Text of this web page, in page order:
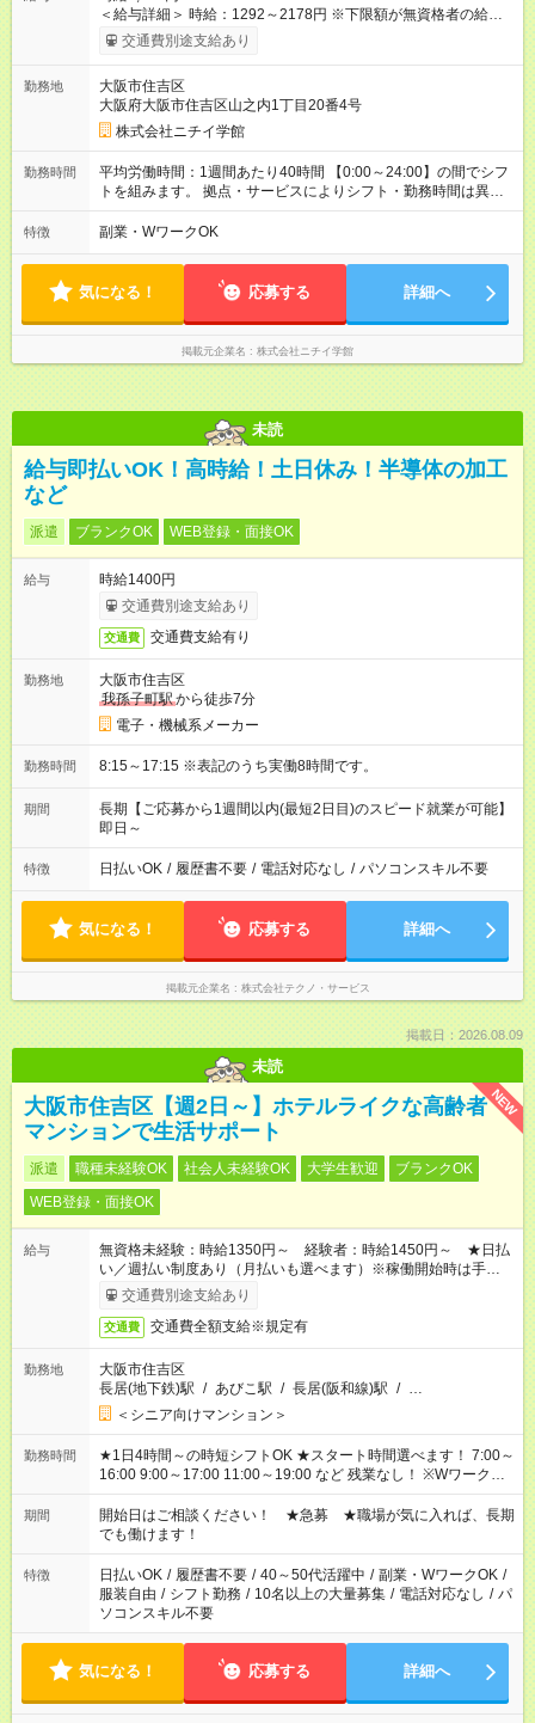
＜給与詳細＞ 時給：1292～2178円 ※下限額が無資格者の給与
です。 【試用期間】試用期間あり 試用期間の長さ：3ヶ月 雇用
形態、給与は本採用時と同じです。
交通費別途支給あり
勤務地
大阪市住吉区
大阪府大阪市住吉区山之内1丁目20番4号
株式会社ニチイ学館
勤務時間
平均労働時間：1週間あたり40時間 【0:00～24:00】の間でシフ
トを組みます。 拠点・サービスによりシフト・勤務時間は異な
ります。 ＜シフト例＞ 早番：7:30～16:30 日勤：9:00～18:00
遅番：10:30～19:30 夜勤：16:30～翌9:30 ※上記は一例です。
たり40時間 【0:00～24:00】の間でシフトを組みます。 拠点・
サービスによりシフト・勤務時間は異なります。 ＜シフト例＞
早番：7:30～16:30 日勤：9:00～18:00 遅番：10:30～19:30 夜
勤：16:30～翌9:30 ※上記は一例です。 ※勤務日数や時間帯はご
相談ください。
特徴 副業・WワークOK
気になる！ 応募する 詳細へ
掲載元企業名 株式会社ニチイ学館
未読
給与即払いOK！高時給！土日休み！半導体の加工
など
派遣 ブランクOK WEB登録・面接OK
給与
時給1400円
交通費別途支給あり
交通費 交通費支給有り
勤務地
大阪市住吉区
我孫子町駅から徒歩7分
電子・機械系メーカー
勤務時間 8:15～17:15 ※表記のうち実働8時間です。
期間
長期【ご応募から1週間以内(最短2日目)のスピード就業が可能】
即日～
特徴 日払いOK / 履歴書不要 / 電話対応なし / パソコンスキル不要
気になる！ 応募する 詳細へ
掲載元企業名 株式会社テクノ・サービス
掲載日：2026.08.09
未読
NEW
大阪市住吉区【週2日～】ホテルライクな高齢者
マンションで生活サポート
派遣 職種未経験OK 社会人未経験OK 大学生歓迎
ブランクOK
WEB登録・面接OK
給与
無資格未経験：時給1350円～ 経験者：時給1450円～ ★日払
い／週払い制度あり（月払いも選べます）※稼働開始時は手続き
完了次第のお支払いとなります。
交通費別途支給あり
交通費 交通費全額支給※規定有
勤務地
大阪市住吉区
長居(地下鉄)駅 / あびこ駅 / 長居(阪和線)駅 / …
＜シニア向けマンション＞
勤務時間
★1日4時間～の時短シフトOK ★スタート時間選べます！ 7:00～
16:00 9:00～17:00 11:00～19:00 など 残業なし！ ※Wワークの
場合、他のお仕事と合わせ週40時間超の就業はご案内できませ
ん ※法令に基づき、週20時間以上勤務は社会保険への加入対象
となります ※労働者派遣法（日雇い派遣の原則禁止）により、
短時間・短期間の就業はご案内が難しい場合があります
期間
開始日はご相談ください！ ★急募 ★職場が気に入れば、長期
でも働けます！
特徴 日払いOK / 履歴書不要 / 40～50代活躍中 / 副業・WワークOK /
服装自由 / シフト勤務 / 10名以上の大量募集 / 電話対応なし / パ
ソコンスキル不要
気になる！ 応募する 詳細へ